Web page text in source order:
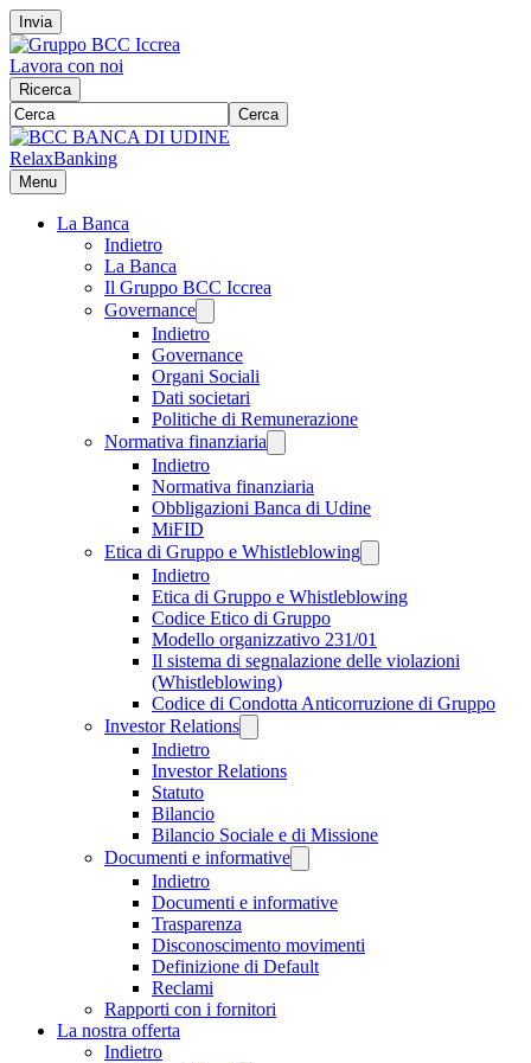
Invia
Lavora con noi
Ricerca
Cerca
RelaxBanking
Menu
La Banca
Indietro
La Banca
Il Gruppo BCC Iccrea
Governance
Indietro
Governance
Organi Sociali
Dati societari
Politiche di Remunerazione
Normativa finanziaria
Indietro
Normativa finanziaria
Obbligazioni Banca di Udine
MiFID
Etica di Gruppo e Whistleblowing
Indietro
Etica di Gruppo e Whistleblowing
Codice Etico di Gruppo
Modello organizzativo 231/01
Il sistema di segnalazione delle violazioni
(Whistleblowing)
Codice di Condotta Anticorruzione di Gruppo
Investor Relations
Indietro
Investor Relations
Statuto
Bilancio
Bilancio Sociale e di Missione
Documenti e informative
Indietro
Documenti e informative
Trasparenza
Disconoscimento movimenti
Definizione di Default
Reclami
Rapporti con i fornitori
La nostra offerta
Indietro